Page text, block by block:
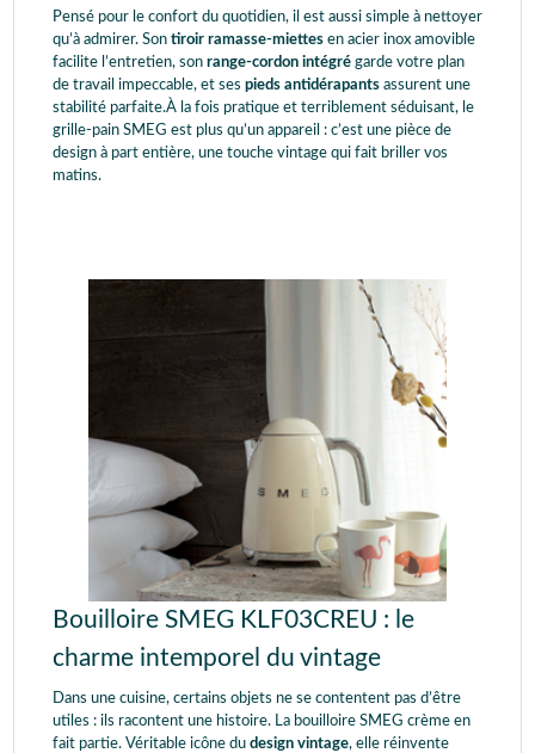
Pensé pour le confort du quotidien, il est aussi simple à nettoyer
qu’à admirer. Son tiroir ramasse-miettes en acier inox amovible
facilite l’entretien, son range-cordon intégré garde votre plan
de travail impeccable, et ses pieds antidérapants assurent une
stabilité parfaite.À la fois pratique et terriblement séduisant, le
grille-pain SMEG est plus qu’un appareil : c’est une pièce de
design à part entière, une touche vintage qui fait briller vos
matins.
Bouilloire SMEG KLF03CREU : le
charme intemporel du vintage
Dans une cuisine, certains objets ne se contentent pas d’être
utiles : ils racontent une histoire. La bouilloire SMEG crème en
fait partie. Véritable icône du design vintage, elle réinvente